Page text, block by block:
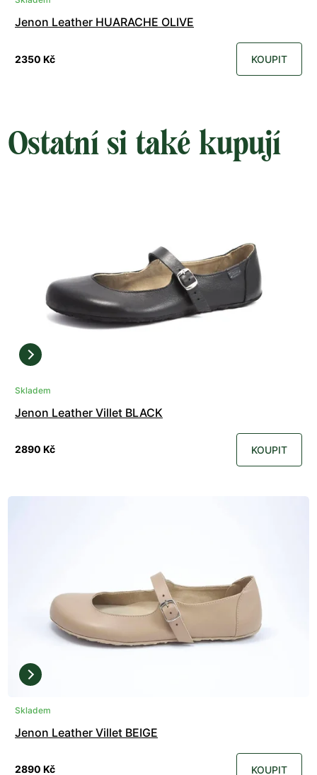
Jenon Leather HUARACHE OLIVE
2350 Kč KOUPIT
Ostatní si také kupují
Skladem
Jenon Leather Villet BLACK
2890 Kč KOUPIT
Skladem
Jenon Leather Villet BEIGE
2890 Kč KOUPIT